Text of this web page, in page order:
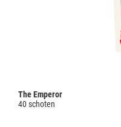
The Emperor
40 schoten